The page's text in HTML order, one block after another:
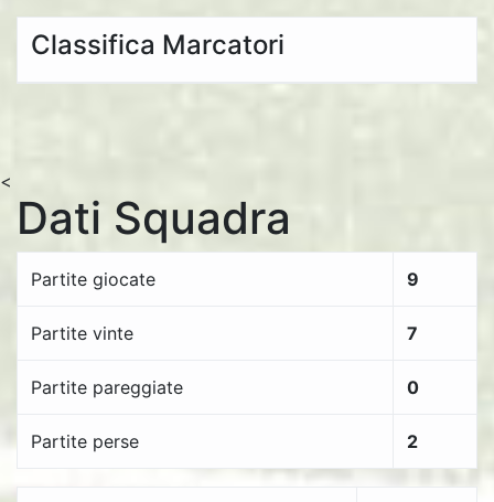
Classifica Marcatori
<
Dati Squadra
Partite giocate 9
Partite vinte 7
Partite pareggiate 0
Partite perse 2